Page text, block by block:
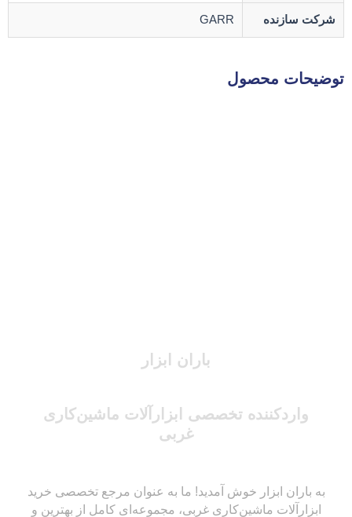
شرکت سازنده GARR
توضیحات محصول
باران ابزار
واردکننده تخصصی ابزارآلات ماشین‌کاری
غربی
به باران ابزار خوش آمدید! ما به عنوان مرجع تخصصی خرید
ابزارآلات ماشین‌کاری غربی، مجموعه‌ای کامل از بهترین و